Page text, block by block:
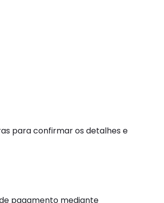
para confirmar os detalhes e
pagamento mediante